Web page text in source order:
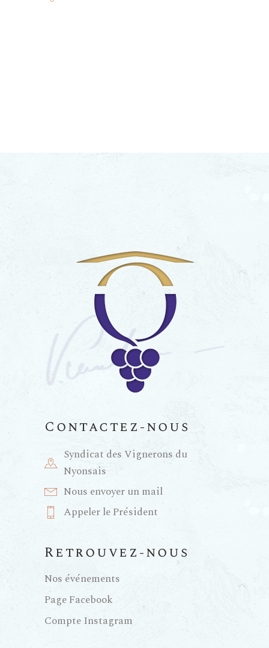
Contactez-nous
Syndicat des Vignerons du
Nyonsais
Nous envoyer un mail
Appeler le Président
Retrouvez-nous
Nos événements
Page Facebook
Compte Instagram